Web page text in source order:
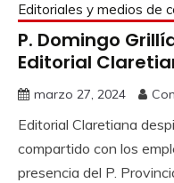
Editoriales y medios de
P. Domingo
Editorial
marzo 27, 2024
Editorial Claretiana
compartido con los
presencia del P.